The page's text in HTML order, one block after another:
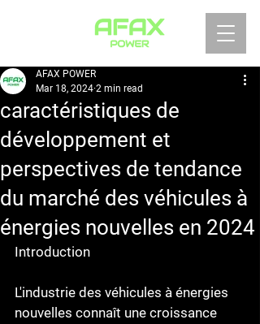
caractéristiques de
développement et
perspectives de tendance
du marché des véhicules à
énergies nouvelles en 2024
AFAX POWER
Mar 18, 2024 2 min read
Introduction
L'industrie des véhicules à énergies
nouvelles connaît une croissance